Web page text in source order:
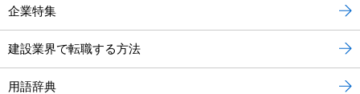
企業特集
建設業界で転職する方法
用語辞典